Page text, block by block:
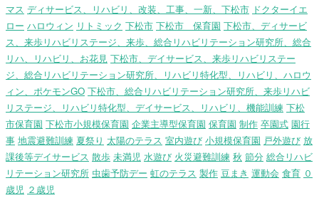
マス ディサービス、リハビリ、改装、工事、一新、下松市 ドクターイエ
ロー ハロウィン リトミック 下松市 下松市 保育園 下松市、ディサービ
ス、来歩リハビリステージ、来歩、総合リハビリテーション研究所、総合
リハ、リハビリ、お花見 下松市、デイサービス、来歩リハビリステー
ジ、総合リハビリテーション研究所、リハビリ特化型、リハビリ、ハロウ
ィン、ポケモンGO 下松市、総合リハビリテーション研究所、来歩リハビ
リステージ、リハビリ特化型、デイサービス、リハビリ、機能訓練 下松
市保育園 下松市小規模保育園 企業主導型保育園 保育園 制作 卒園式 園行
事 地震避難訓練 夏祭り 太陽のテラス 室内遊び 小規模保育園 戸外遊び 放
課後等デイサービス 散歩 未満児 水遊び 火災避難訓練 秋 節分 総合リハビ
リテーション研究所 虫歯予防デー 虹のテラス 製作 豆まき 運動会 食育 ０
歳児 ２歳児